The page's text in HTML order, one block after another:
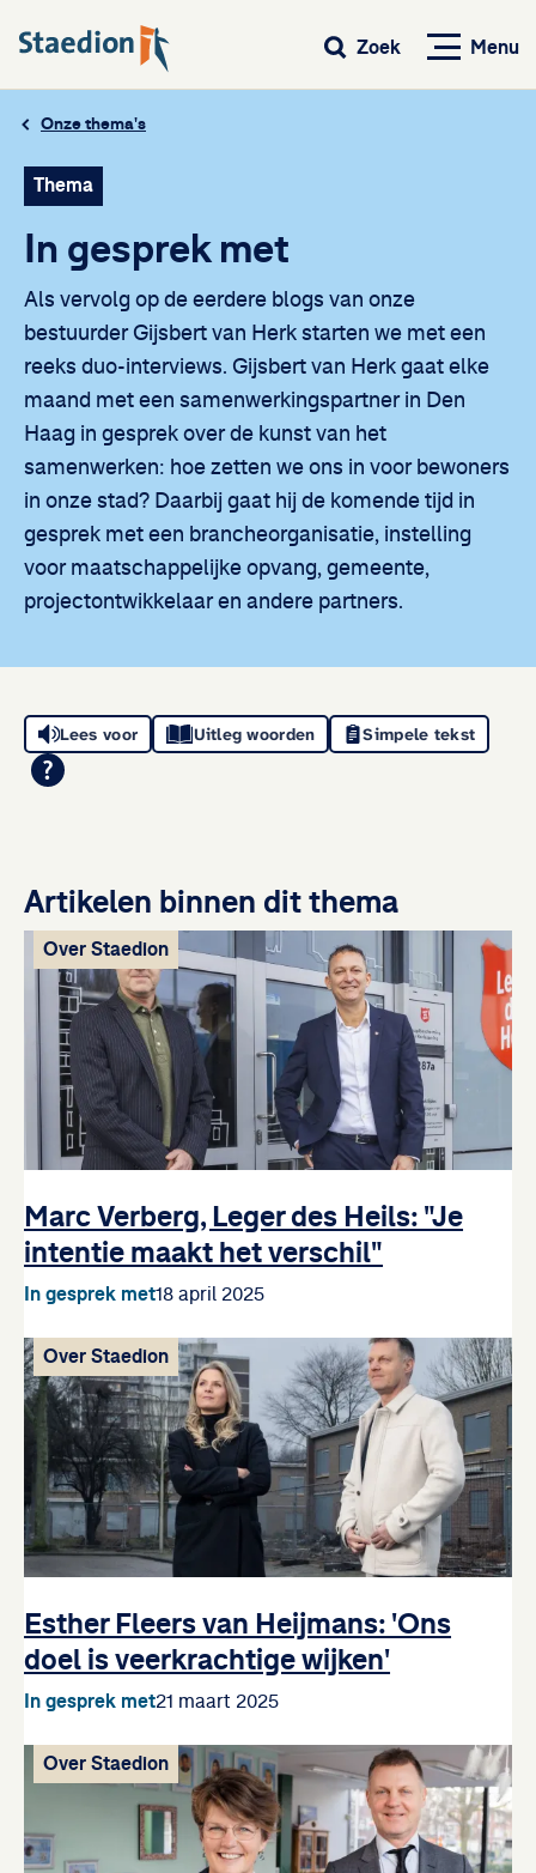
Menu
Zoek
Onze thema's
In gesprek met
Thema
Als vervolg op de eerdere blogs van onze
bestuurder Gijsbert van Herk starten we met een
reeks duo-interviews. Gijsbert van Herk gaat elke
maand met een samenwerkingspartner in Den
Haag in gesprek over de kunst van het
samenwerken: hoe zetten we ons in voor bewoners
in onze stad? Daarbij gaat hij de komende tijd in
gesprek met een brancheorganisatie, instelling
voor maatschappelijke opvang, gemeente,
projectontwikkelaar en andere partners.
Lees voor Uitleg woorden Simpele tekst
Artikelen binnen dit thema
Marc Verberg, Leger des Heils: "Je
intentie maakt het verschil"
In gesprek met18 april 2025
Over Staedion
Esther Fleers van Heijmans: 'Ons
doel is veerkrachtige wijken'
In gesprek met21 maart 2025
Over Staedion
Over Staedion